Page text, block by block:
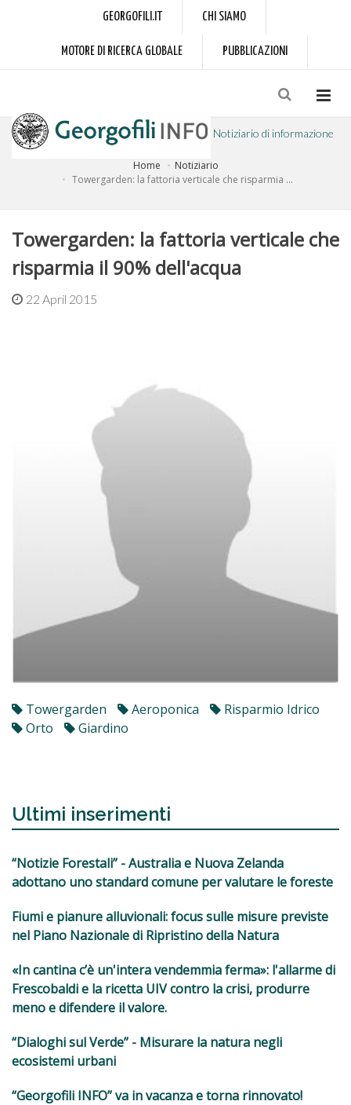
GEORGOFILI.IT CHI SIAMO
MOTORE DI RICERCA GLOBALE PUBBLICAZIONI
Notiziario di informazione
a cura dell'Accademia dei Georgofili
Home
Notiziario
Towergarden: la fattoria verticale che risparmia ...
Towergarden: la fattoria verticale che
risparmia il 90% dell'acqua
22 April 2015
Towergarden Aeroponica
Risparmio Idrico
Orto
Giardino
Ultimi inserimenti
“Notizie Forestali” - Australia e Nuova Zelanda
adottano uno standard comune per valutare le foreste
Fiumi e pianure alluvionali: focus sulle misure previste
nel Piano Nazionale di Ripristino della Natura
«In cantina c’è un'intera vendemmia ferma»: l'allarme di
Frescobaldi e la ricetta UIV contro la crisi, produrre
meno e difendere il valore.
“Dialoghi sul Verde” - Misurare la natura negli
ecosistemi urbani
“Georgofili INFO” va in vacanza e torna rinnovato!